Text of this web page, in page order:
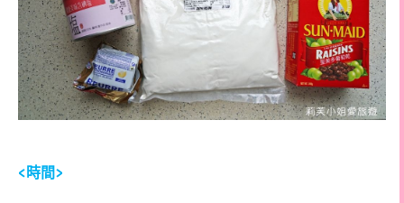
< 時間>